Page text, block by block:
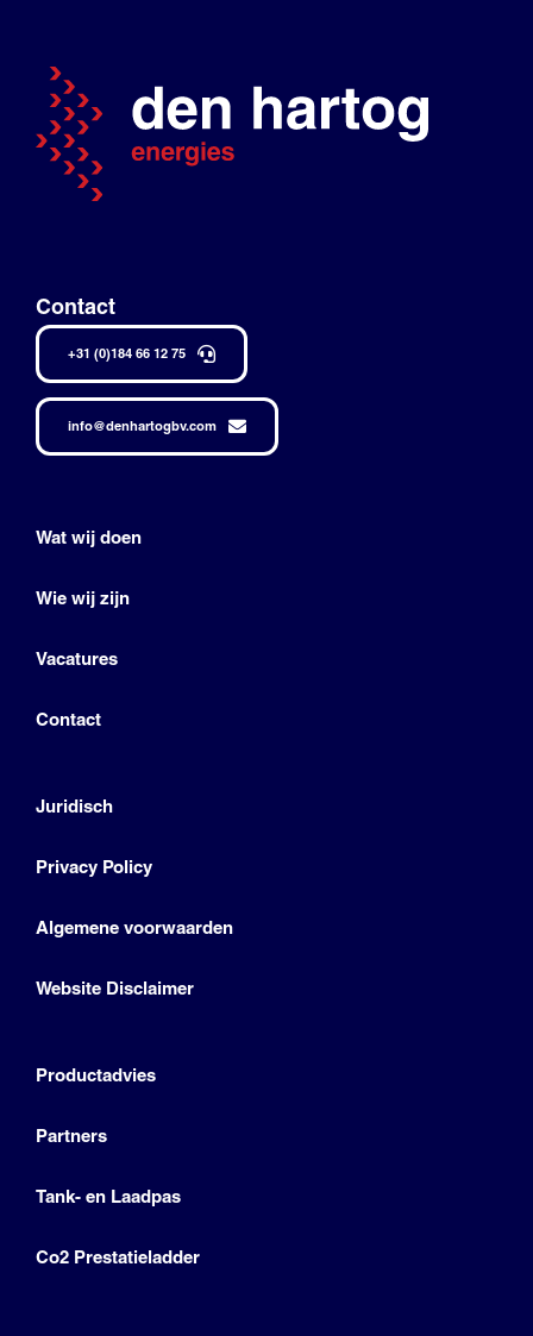
Contact
+31 (0)184 66 12 75
info@denhartogbv.com
Wat wij doen
Wie wij zijn
Vacatures
Contact
Juridisch
Privacy Policy
Algemene voorwaarden
Website Disclaimer
Productadvies
Partners
Tank- en Laadpas
Co2 Prestatieladder